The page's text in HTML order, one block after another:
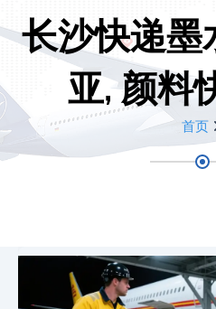
长沙快递墨
亚, 颜料
首页